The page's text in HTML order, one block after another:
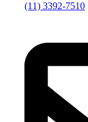
(11) 3392-7510